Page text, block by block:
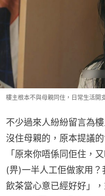
樓主根本不與母親同住，日常生活開
不少過來人紛紛留言為
沒住母親的，原本提議
「原來你唔係同佢住，
(畀)一半人工佢做家用
飲茶當心意已經好好」